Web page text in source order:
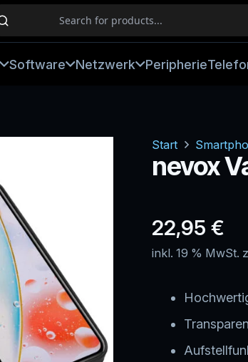
Software Netzwerk Peripherie
Start
nevox
22,95 €
inkl. 19 % MwSt.